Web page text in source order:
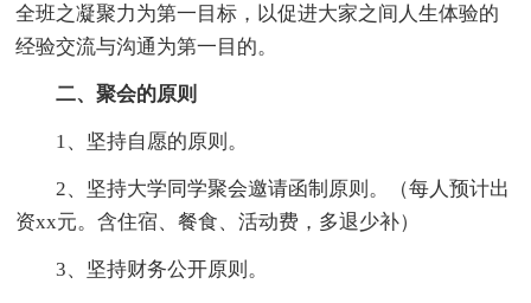
全班之凝聚力为第一目标，以促进大家之间人生体验的
经验交流与沟通为第一目的。
二、聚会的原则
1、坚持自愿的原则。
2、坚持大学同学聚会邀请函制原则。（每人预计出
资xx元。含住宿、餐食、活动费，多退少补）
3、坚持财务公开原则。